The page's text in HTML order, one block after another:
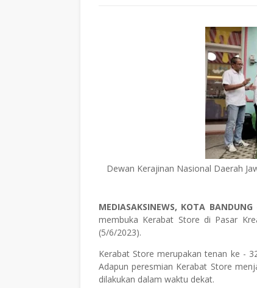
Dewan Kerajinan Nasional Daerah
MEDIASAKSINEWS, KOTA BANDUNG
membuka Kerabat Store di Pasar
(5/6/2023).
Kerabat Store merupakan tenan ke -
Adapun peresmian Kerabat Store
dilakukan dalam waktu dekat.